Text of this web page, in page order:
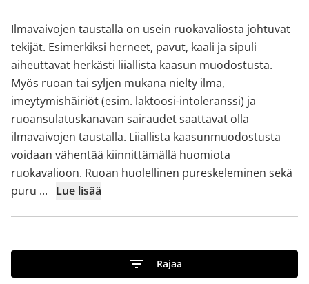
Ilmavaivojen taustalla on usein ruokavaliosta johtuvat
tekijät. Esimerkiksi herneet, pavut, kaali ja sipuli
aiheuttavat herkästi liiallista kaasun muodostusta.
Myös ruoan tai syljen mukana nielty ilma,
imeytymishäiriöt (esim. laktoosi-intoleranssi) ja
ruoansulatuskanavan sairaudet saattavat olla
ilmavaivojen taustalla. Liiallista kaasunmuodostusta
voidaan vähentää kiinnittämällä huomiota
ruokavalioon. Ruoan huolellinen pureskeleminen sekä
puru ... Lue lisää
Rajaa